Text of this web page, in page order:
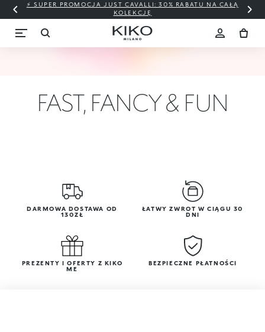
⚡ SUPER PROMOCJA JUST CAVALLI: 30% RABATU NA CAŁĄ
KOLEKCJĘ
FAST, FANCY & FUN
DARMOWA DOSTAWA OD
130ZŁ
ŁATWY ZWROT W CIĄGU 30
DNI
PREZENTY I OFERTY Z KIKO
ME
BEZPIECZNE PŁATNOŚCI